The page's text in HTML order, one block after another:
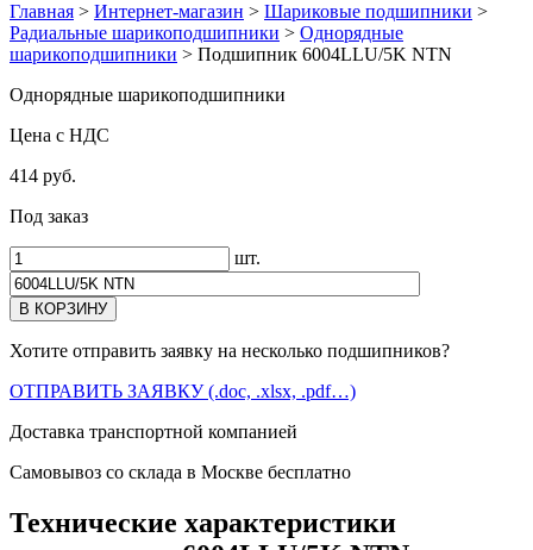
Главная > Интернет-магазин > Шариковые подшипники >
Радиальные шарикоподшипники > Однорядные
шарикоподшипники > Подшипник 6004LLU/5K NTN
Однорядные шарикоподшипники
Цена с НДС
414 руб.
Под заказ
шт.
Хотите отправить заявку на несколько подшипников?
ОТПРАВИТЬ ЗАЯВКУ (.doc, .xlsx, .pdf…)
Доставка транспортной компанией
Самовывоз со склада в Москве бесплатно
Технические характеристики